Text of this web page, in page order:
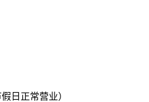
日正常营业）